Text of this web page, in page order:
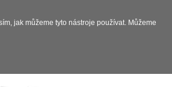
jak můžeme tyto nástroje používat. Můžeme